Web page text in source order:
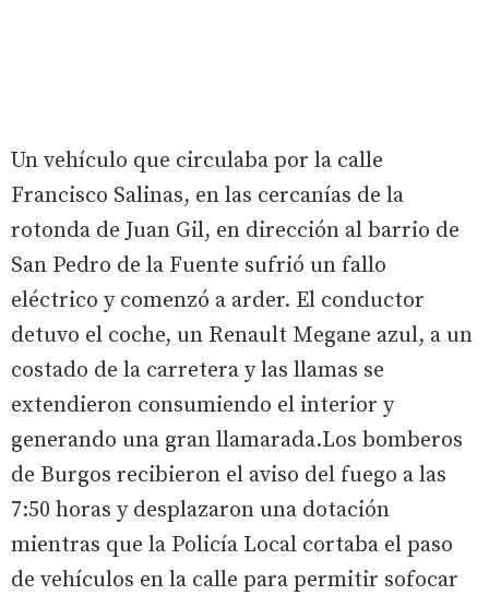
Un vehículo que circulaba por la calle
Francisco Salinas, en las cercanías de la
rotonda de Juan Gil, en dirección al barrio de
San Pedro de la Fuente sufrió un fallo
eléctrico y comenzó a arder. El conductor
detuvo el coche, un Renault Megane azul, a un
costado de la carretera y las llamas se
extendieron consumiendo el interior y
generando una gran llamarada.Los bomberos
de Burgos recibieron el aviso del fuego a las
7:50 horas y desplazaron una dotación
mientras que la Policía Local cortaba el paso
de vehículos en la calle para permitir sofocar